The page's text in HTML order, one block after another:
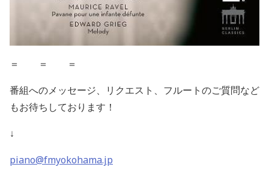
＝ ＝ ＝
番組へのメッセージ、リクエスト、フルートのご質問など
もお待ちしております！
↓
piano@fmyokohama.jp